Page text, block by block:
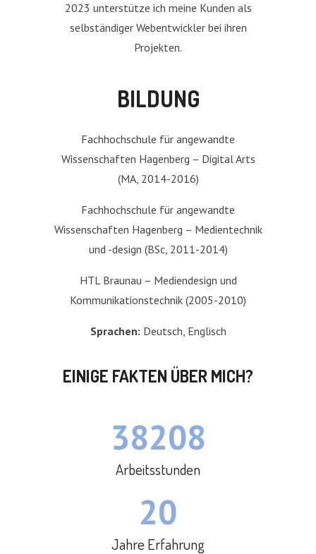
2023 unterstütze ich meine Kunden als
selbständiger Webentwickler bei ihren
Projekten.
BILDUNG
Fachhochschule für angewandte
Wissenschaften Hagenberg – Digital Arts
(MA, 2014-2016)
Fachhochschule für angewandte
Wissenschaften Hagenberg – Medientechnik
und -design (BSc, 2011-2014)
HTL Braunau – Mediendesign und
Kommunikationstechnik (2005-2010)
Sprachen: Deutsch, Englisch
EINIGE FAKTEN ÜBER MICH?
38208
Arbeitsstunden
20
Jahre Erfahrung